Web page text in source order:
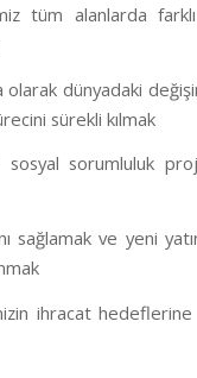
tüm alanlarda
dünyadaki
sürekli kılmak
sorumluluk
sağlamak ve yeni
ihracat hedeflerine